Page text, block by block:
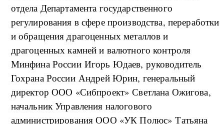
отдела Департамента государственного
регулирования в сфере производства, переработки
и обращения драгоценных металлов и
драгоценных камней и валютного контроля
Минфина России Игорь Юдаев, руководитель
Гохрана России Андрей Юрин, генеральный
директор ООО «Сибпроект» Светлана Ожигова,
начальник Управления налогового
администрирования ООО «УК Полюс» Татьяна